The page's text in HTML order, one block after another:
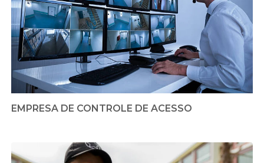
EMPRESA DE CONTROLE DE ACESSO